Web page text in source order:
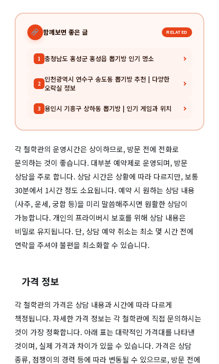
함께보면 좋은 글 RELATED
1 충청남도 홍성군 홍성읍 뽑기방 인기 명소
2 인천광역시 연수구 송도동 뽑기방 추천 | 다양한
오락실 정보
3 용인시 기흥구 상하동 뽑기방 | 인기 게임과 위치
각 철학관의 운영시간은 상이하므로, 방문 전에 전화로
문의하는 것이 좋습니다. 대부분 예약제로 운영되며, 방문
상담을 주로 합니다. 상담 시간은 상황에 따라 다르지만, 보통
30분에서 1시간 정도 소요됩니다. 예약 시 원하는 상담 내용
(사주, 운세, 궁합 등)을 미리 말씀해주시면 원활한 상담이
가능합니다. 개인의 프라이버시 보호를 위해 상담 내용은
비밀로 유지됩니다. 단, 상담 예약 취소는 최소 몇 시간 전에
연락을 주셔야 불편을 최소화할 수 있습니다.
가격 정보
각 철학관의 가격은 상담 내용과 시간에 따라 다르게
책정됩니다. 자세한 가격 정보는 각 철학관에 직접 문의하시는
것이 가장 정확합니다. 아래 표는 대략적인 가격대를 나타낸
것이며, 실제 가격과 차이가 있을 수 있습니다. 가격은 상담
종류, 점쟁이의 경력 등에 따라 변동될 수 있으므로, 방문 전에